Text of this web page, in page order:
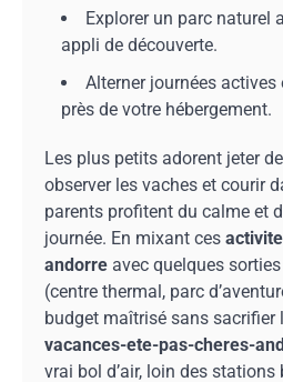
Explorer un parc naturel
appli de découverte.
Alterner journées
près de votre hébergement.
Les plus petits adorent jeter
observer les vaches et courir
parents profitent du calme et
journée. En mixant ces
andorre avec quelques
(centre thermal, parc
budget maîtrisé sans sacrifier
vacances-ete-pas-cheres-
vrai bol d’air, loin des